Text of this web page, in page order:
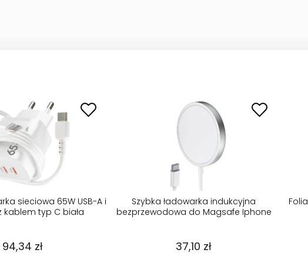
Etui do Iphone 13 / 14 Magsafe Matt
czarne ze szkłem
Etui do Samsung Galaxy A17 5G
granatowe matowe ze szkłem